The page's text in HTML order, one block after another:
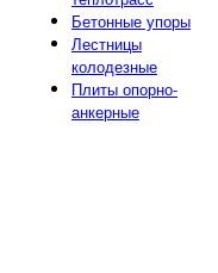
Бетонные упоры
Лестницы
колодезные
Плиты опорно-
анкерные